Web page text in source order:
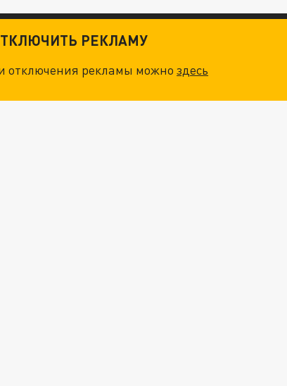
РЕКЛАМУ
отключения рекламы можноздесь